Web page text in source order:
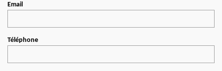
Email
Téléphone